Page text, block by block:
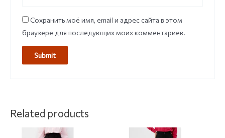
Сохранить моё имя, email и адрес сайта в этом
браузере для последующих моих комментариев.
Related products